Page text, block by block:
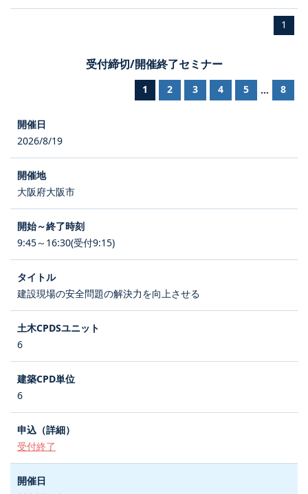
1
受付締切/開催終了セミナー
1 2 3 4 5 ... 8
2026/8/19
大阪府大阪市
9:45～16:30(受付9:15)
建設現場の安全問題の解決力を向上させる
6
6
受付終了